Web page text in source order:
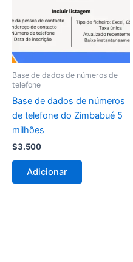
Base de dados de números de
telefone
Base de dados de números
de telefone do Zimbabué 5
milhões
$3.500
Adicionar